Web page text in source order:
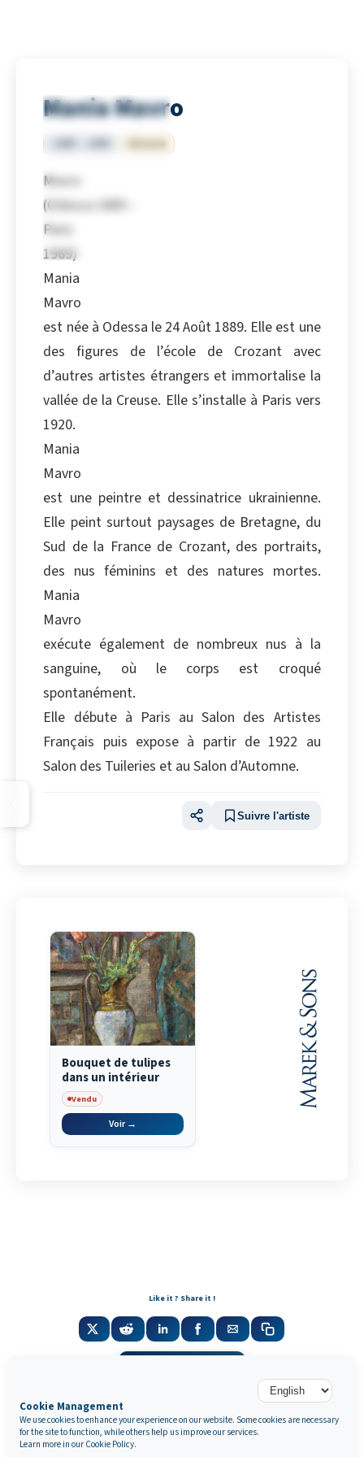
Mania Mavro
Ukraine
Mavro
(Odessa 1889 –
Paris
1969)
Mania
Mavro
est née à Odessa le 24 Août 1889. Elle est une
des figures de l’école de Crozant avec
d’autres artistes étrangers et immortalise la
vallée de la Creuse. Elle s’installe à Paris vers
1920.
Mania
Mavro
est une peintre et dessinatrice ukrainienne.
Elle peint surtout paysages de Bretagne, du
Sud de la France de Crozant, des portraits,
des nus féminins et des natures mortes.
Mania
Mavro
exécute également de nombreux nus à la
sanguine, où le corps est croqué
spontanément.
Elle débute à Paris au Salon des Artistes
Français puis expose à partir de 1922 au
Salon des Tuileries et au Salon d’Automne.
Suivre l'artiste
Copier
Bouquet de tulipes
dans un intérieur
Vendu
Voir →
Like it ? Share it !
Galerie Marek & Sons
Maurice Mielniczuk et Elise Vignault
Cookie Management
We use cookies to enhance your experience on our website. Some cookies are necessary
for the site to function, while others help us improve our services.
Learn more in our Cookie Policy.